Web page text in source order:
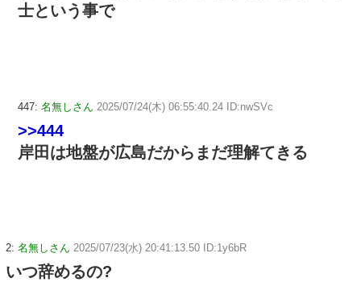
士という事で
447: 名無しさん 2025/07/24(木) 06:55:40.24 ID:nwSVc
>>444
岸田は地盤が広島だからまだ理解てきる
2: 名無しさん 2025/07/23(水) 20:41:13.50 ID:1y6bR
いつ辞めるの?